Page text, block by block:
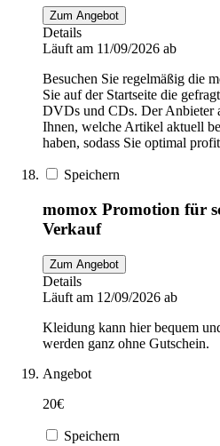
Zum Angebot
Details
Läuft am 11/09/2026 ab
Besuchen Sie regelmäßig die
Sie auf der Startseite die
DVDs und CDs. Der Anbieter
Ihnen, welche Artikel aktuell
haben, sodass Sie optimal
Speichern
momox Promotion für
Verkauf
Zum Angebot
Details
Läuft am 12/09/2026 ab
Kleidung kann hier bequem
werden ganz ohne Gutschein.
Angebot
20€
Speichern